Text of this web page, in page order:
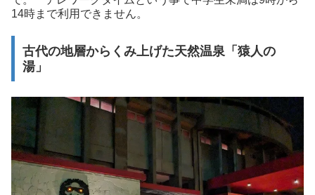
14時まで利用できません。
古代の地層からくみ上げた天然温泉「猿人の
湯」